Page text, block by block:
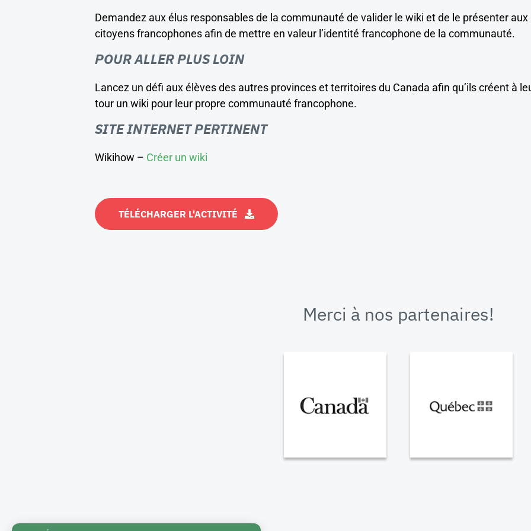
Demandez aux élus responsables de la communauté de valider le wiki et de le présenter aux
citoyens francophones afin de mettre en valeur l’identité francophone de la communauté.
POUR ALLER PLUS LOIN
Lancez un défi aux élèves des autres provinces et territoires du Canada afin qu’ils créent à
tour un wiki pour leur propre communauté francophone.
SITE INTERNET PERTINENT
Wikihow – Créer un wiki
TÉLÉCHARGER L'ACTIVITÉ
Merci à nos partenaires!